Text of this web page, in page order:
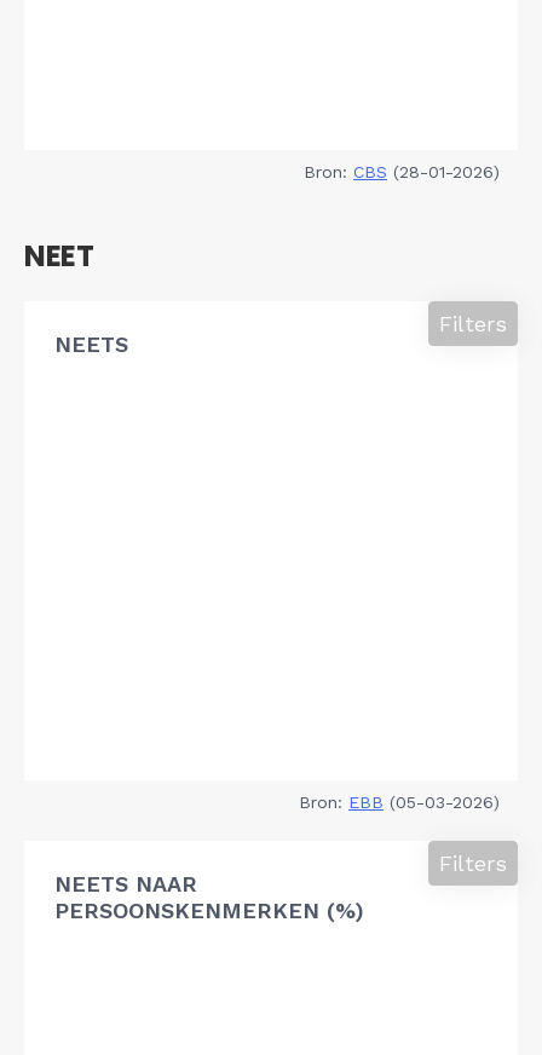
Bron: CBS (28-01-2026)
NEET
NEETS
Filters
Bron: EBB (05-03-2026)
NEETS NAAR
PERSOONSKENMERKEN (%)
Filters